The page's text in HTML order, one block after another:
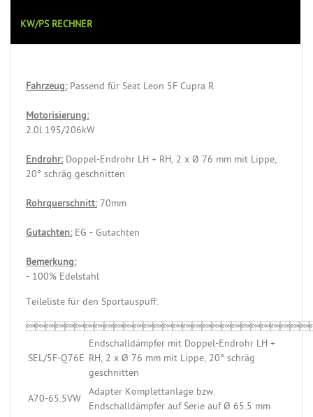
KW/PS RECHNER
Fahrzeug:Passend für Seat Leon 5F Cupra R
Motorisierung:
2.0l 195/206kW
Endrohr:Doppel-Endrohr LH + RH, 2 x Ø 76 mm mit Lippe,
20° schräg geschnitten
Rohrquerschnitt:70mm
Gutachten:EG - Gutachten
Bemerkung:
- 100% Edelstahl
Teileliste für den Sportauspuff:
SEL/5F-Q76E
Endschalldämpfer mit Doppel-Endrohr LH +
RH, 2 x Ø 76 mm mit Lippe, 20° schräg
geschnitten
A70-65.5VW
Adapter Komplettanlage bzw.
Endschalldämpfer auf Serie auf Ø 65.5 mm